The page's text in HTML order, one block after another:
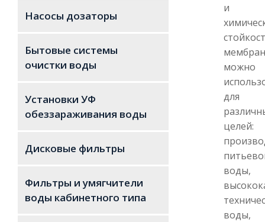
и
можно
для
целей:
воды,
воды,
Насосы дозаторы
Бытовые системы
очистки воды
Установки УФ
обеззараживания воды
Дисковые фильтры
Фильтры и умягчители
воды кабинетного типа